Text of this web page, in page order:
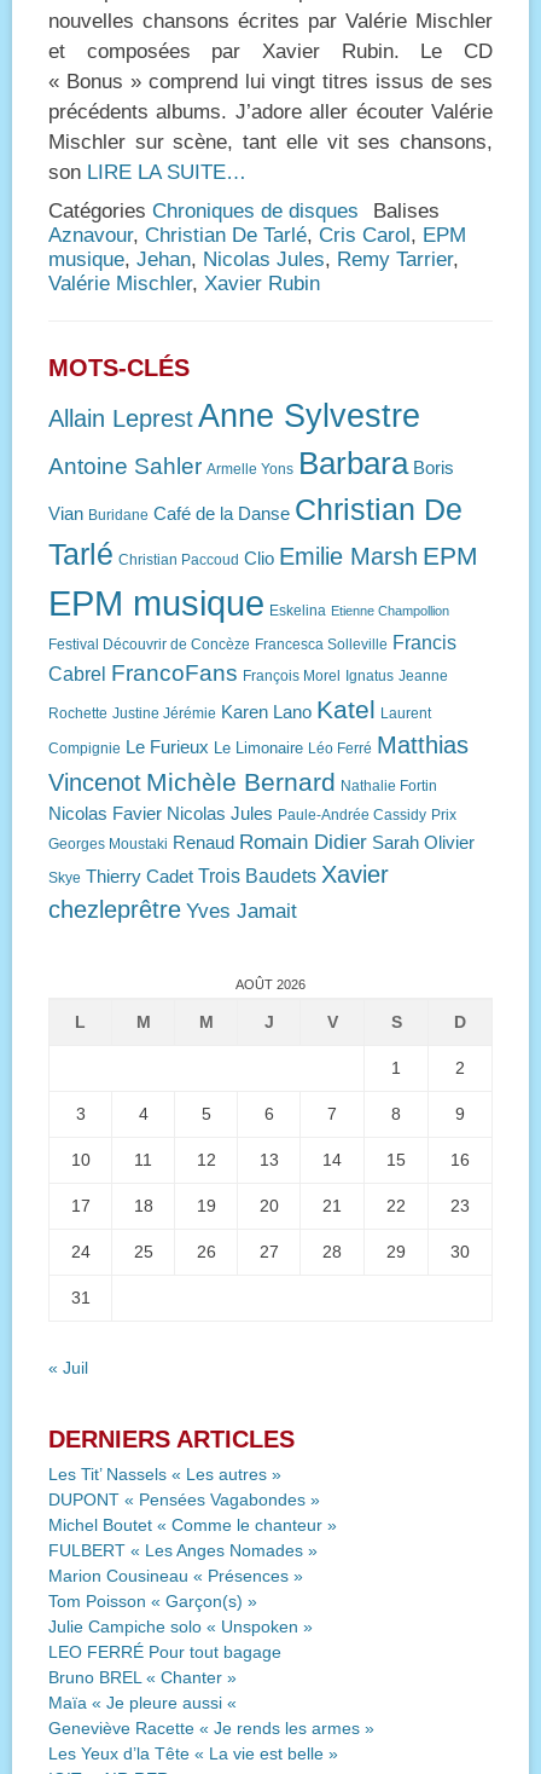
nouvelles chansons écrites par Valérie Mischler
et composées par Xavier Rubin. Le CD
« Bonus » comprend lui vingt titres issus de ses
précédents albums. J’adore aller écouter Valérie
Mischler sur scène, tant elle vit ses chansons,
son LIRE LA SUITE…
Catégories Chroniques de disques
Balises
Aznavour, Christian De Tarlé, Cris Carol, EPM
musique, Jehan, Nicolas Jules, Remy Tarrier,
Valérie Mischler, Xavier Rubin
MOTS-CLÉS
Allain LeprestAnne Sylvestre
Antoine Sahler Armelle Yons Barbara Boris
Vian Buridane Café de la Danse Christian De
Tarlé Christian Paccoud Clio Emilie Marsh EPM
EPM musique Eskelina Etienne Champollion
Festival Découvrir de Concèze Francesca Solleville Francis
Cabrel FrancoFans François Morel Ignatus Jeanne
Rochette Justine Jérémie Karen Lano Katel Laurent
Compignie Le Furieux Le Limonaire Léo Ferré Matthias
Vincenot Michèle Bernard Nathalie Fortin
Nicolas Favier Nicolas Jules Paule-Andrée Cassidy Prix
Georges Moustaki Renaud Romain Didier Sarah Olivier
Skye Thierry Cadet Trois Baudets Xavier
chezleprêtre Yves Jamait
AOÛT 2026
L M M J V S D
1 2
3 4 5 6 7 8 9
10 11 12 13 14 15 16
17 18 19 20 21 22 23
24 25 26 27 28 29 30
31
« Juil
DERNIERS ARTICLES
Les Tit’ Nassels « Les autres »
DUPONT « Pensées Vagabondes »
Michel Boutet « Comme le chanteur »
FULBERT « Les Anges Nomades »
Marion Cousineau « Présences »
Tom Poisson « Garçon(s) »
Julie Campiche solo « Unspoken »
LEO FERRÉ Pour tout bagage
Bruno BREL « Chanter »
Maïa « Je pleure aussi «
Geneviève Racette « Je rends les armes »
Les Yeux d’la Tête « La vie est belle »